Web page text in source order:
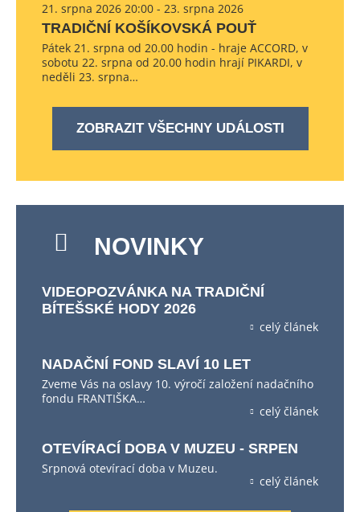
21. srpna 2026 20:00 - 23. srpna 2026
TRADIČNÍ KOŠÍKOVSKÁ POUŤ
Pátek 21. srpna od 20.00 hodin - hraje ACCORD, v
sobotu 22. srpna od 20.00 hodin hrají PIKARDI, v
neděli 23. srpna…
ZOBRAZIT VŠECHNY UDÁLOSTI
NOVINKY
VIDEOPOZVÁNKA NA TRADIČNÍ
BÍTEŠSKÉ HODY 2026
celý článek
NADAČNÍ FOND SLAVÍ 10 LET
Zveme Vás na oslavy 10. výročí založení nadačního
fondu FRANTIŠKA…
celý článek
OTEVÍRACÍ DOBA V MUZEU - SRPEN
Srpnová otevírací doba v Muzeu.
celý článek